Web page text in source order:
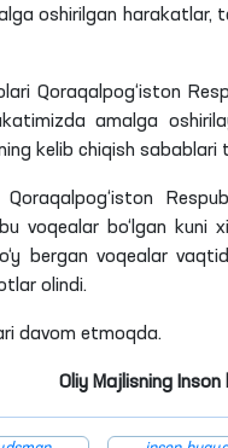
oshirilgan
Qoraqalpog‘iston
amalga
kelib chiqish sabablari
voqealar bo‘lgan kuni
bergan voqealar
olindi.
davom etmoqda.
Oliy Majlisning